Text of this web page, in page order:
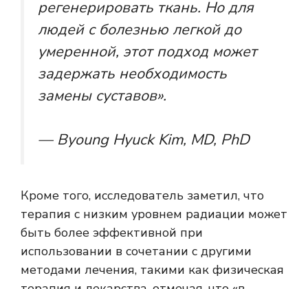
регенерировать ткань. Но для
людей с болезнью легкой до
умеренной, этот подход может
задержать необходимость
замены суставов».
— Byoung Hyuck Kim, MD, PhD
Кроме того, исследователь заметил, что
терапия с низким уровнем радиации может
быть более эффективной при
использовании в сочетании с другими
методами лечения, такими как физическая